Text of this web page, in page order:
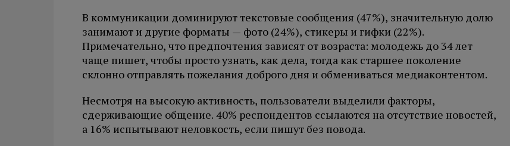
В коммуникации доминируют текстовые сообщения (47%), значительную долю
занимают и другие форматы — фото (24%), стикеры и гифки (22%).
Примечательно, что предпочтения зависят от возраста: молодежь до 34 лет
чаще пишет, чтобы просто узнать, как дела, тогда как старшее поколение
склонно отправлять пожелания доброго дня и обмениваться медиаконтентом.
Несмотря на высокую активность, пользователи выделили факторы,
сдерживающие общение. 40% респондентов ссылаются на отсутствие новостей,
а 16% испытывают неловкость, если пишут без повода.